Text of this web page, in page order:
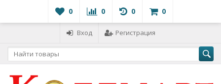
0 0 0 0
Вход Регистрация